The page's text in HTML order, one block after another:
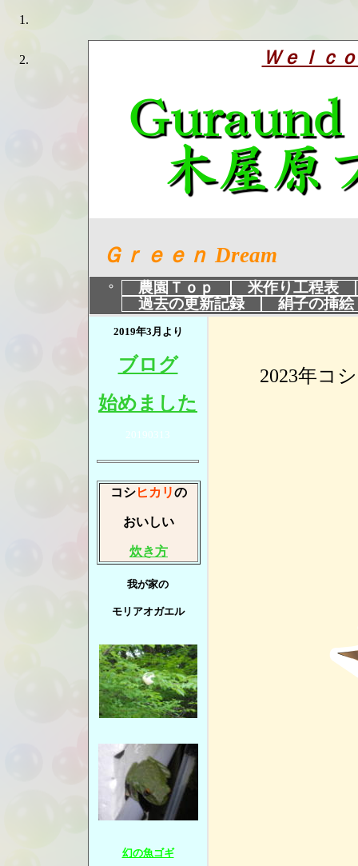
Ｗｅｌｃ
Ｇｒｅｅｎ Dream
農園Ｔｏｐ
米作り工程表
過去の更新記録
絹子の挿絵
2019年3月より
ブログ
始めました
20190313
コシヒカリの
おいしい
炊き方
我が家の
モリアオガエル
幻の魚ゴギ
2023年コ